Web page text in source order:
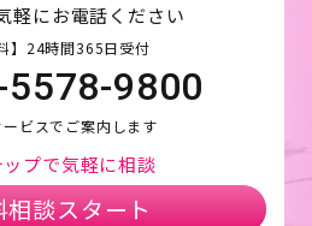
軽にお電話ください
】24時間365日受付
5578-9800
ビスでご案内します
プで気軽に相談
相談スタート